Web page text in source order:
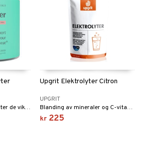
Elektrolyttpulver erstatter de viktige mineralene som går tapt ved svette.
Upgrit Elektrolyter Citron
UPGRIT
Blanding av mineraler og C-vitamin fra naturlige ingredienser
kr 225